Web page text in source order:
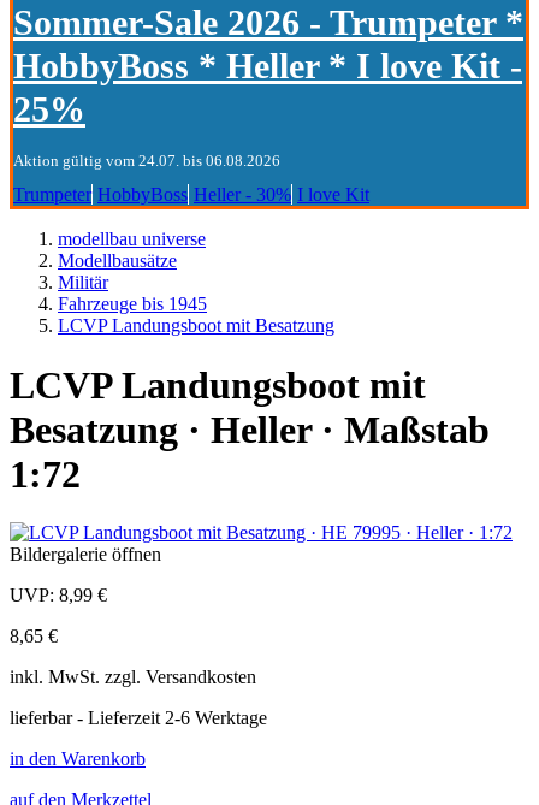
Sommer-Sale 2026 - Trumpeter *
HobbyBoss * Heller * I love Kit -
25%
Aktion gültig vom 24.07. bis 06.08.2026
Trumpeter HobbyBoss Heller - 30% I love Kit
modellbau universe
Modellbausätze
Militär
Fahrzeuge bis 1945
LCVP Landungsboot mit Besatzung
LCVP Landungsboot mit
Besatzung · Heller · Maßstab
1:72
Bildergalerie öffnen
UVP: 8,99 €
8,65 €
inkl. MwSt. zzgl. Versandkosten
lieferbar - Lieferzeit 2-6 Werktage
in den Warenkorb
auf den Merkzettel